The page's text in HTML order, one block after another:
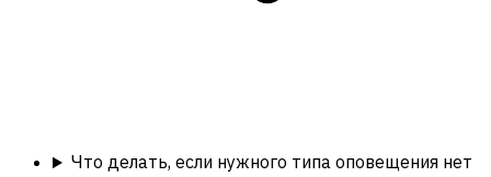
Что делать, если нужного типа оповещения нет